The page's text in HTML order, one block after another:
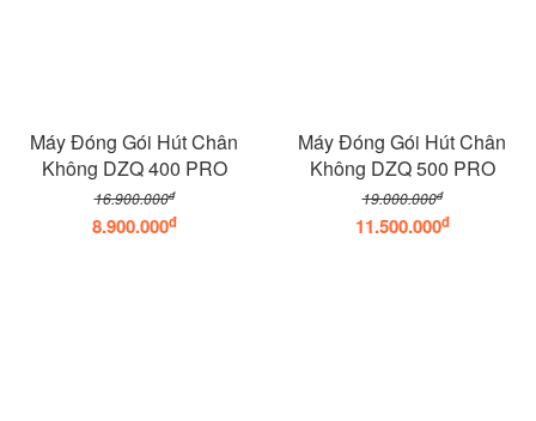
Máy Đóng Gói Hút Chân
Không DZQ 400 PRO
16.900.000đ
8.900.000đ
Máy Đóng Gói Hút Chân
Không DZQ 500 PRO
19.000.000đ
11.500.000đ